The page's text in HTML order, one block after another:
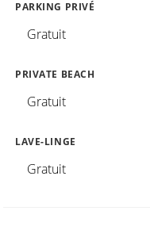
PARKING PRIVÉ
Gratuit
PRIVATE BEACH
Gratuit
LAVE-LINGE
Gratuit